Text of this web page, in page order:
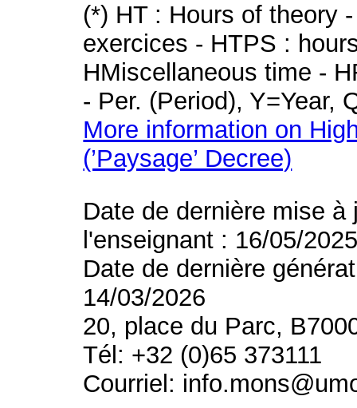
(*) HT : Hours of theory
exercices - HTPS :
HMiscellaneous time -
- Per. (Period), Y=Year,
More information on
(’Paysage’ Decree)
Date de dernière mise
l'enseignant : 16/05/
Date de dernière
14/03/2026
20, place du Parc,
Tél: +32 (0)65 373111
Courriel: